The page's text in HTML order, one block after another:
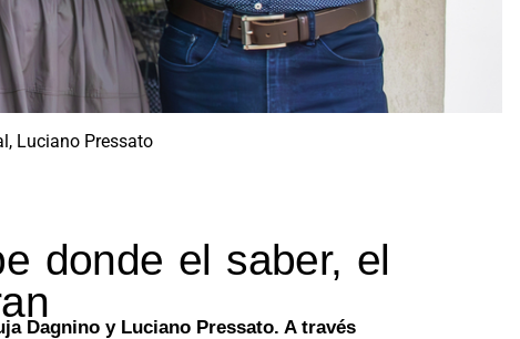
Luciano Pressato
donde el saber, el
Dagnino y Luciano Pressato. A través